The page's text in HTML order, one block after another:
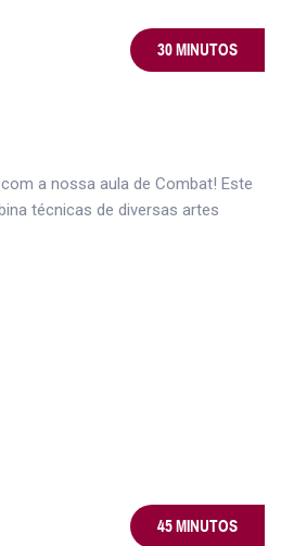
30 MINUTOS
a nossa aula de Combat! Este
técnicas de diversas artes
45 MINUTOS